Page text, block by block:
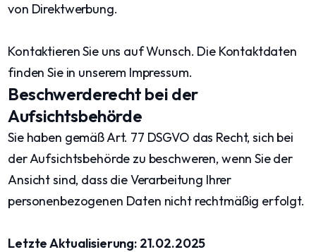
von Direktwerbung.
Kontaktieren Sie uns auf Wunsch. Die Kontaktdaten
finden Sie in unserem Impressum.
Beschwerderecht bei der
Aufsichtsbehörde
Sie haben gemäß Art. 77 DSGVO das Recht, sich bei
der Aufsichtsbehörde zu beschweren, wenn Sie der
Ansicht sind, dass die Verarbeitung Ihrer
personenbezogenen Daten nicht rechtmäßig erfolgt.
Letzte Aktualisierung: 21.02.2025